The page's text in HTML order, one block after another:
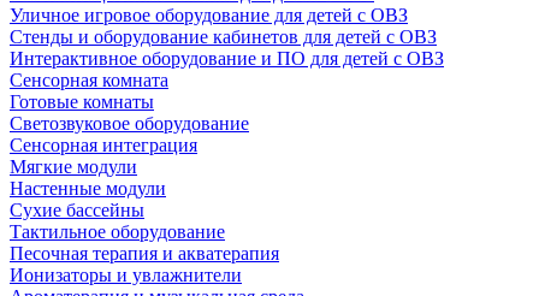
Уличное игровое оборудование для детей с ОВЗ
Стенды и оборудование кабинетов для детей с ОВЗ
Интерактивное оборудование и ПО для детей с ОВЗ
Сенсорная комната
Готовые комнаты
Светозвуковое оборудование
Сенсорная интеграция
Мягкие модули
Настенные модули
Сухие бассейны
Тактильное оборудование
Песочная терапия и акватерапия
Ионизаторы и увлажнители